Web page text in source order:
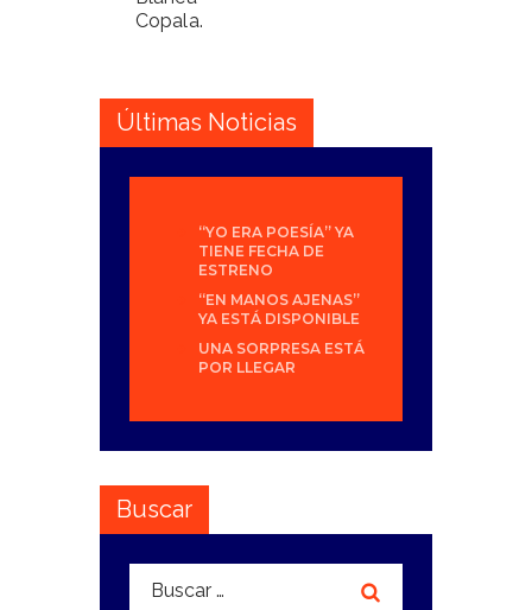
Copala.
Últimas Noticias
“YO ERA POESÍA” YA
TIENE FECHA DE
ESTRENO
“EN MANOS AJENAS”
YA ESTÁ DISPONIBLE
UNA SORPRESA ESTÁ
POR LLEGAR
Buscar
Buscar: